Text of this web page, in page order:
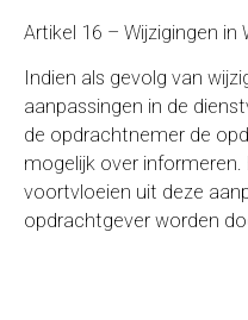
Artikel 16 – Wijzigingen in
Indien als gevolg van
aanpassingen in de
de opdrachtnemer de
mogelijk over
voortvloeien uit deze
opdrachtgever worden